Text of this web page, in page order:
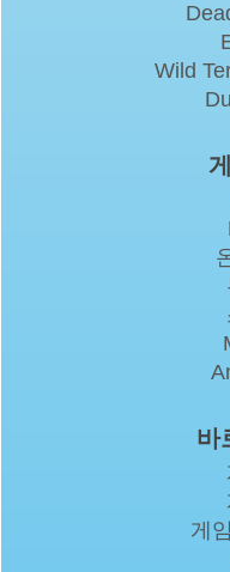
Wild
바
게